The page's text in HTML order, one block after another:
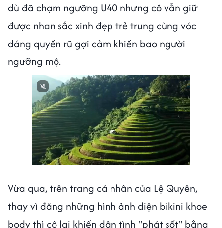
dù đã chạm ngưỡng U40 nhưng cô vẫn giữ
được nhan sắc xinh đẹp trẻ trung cùng vóc
dáng quyến rũ gợi cảm khiến bao người
ngưỡng mộ.
Vừa qua, trên trang cá nhân của Lệ Quyên,
thay vì đăng những hình ảnh diện bikini khoe
body thì cô lại khiến dân tình "phát sốt" bằng